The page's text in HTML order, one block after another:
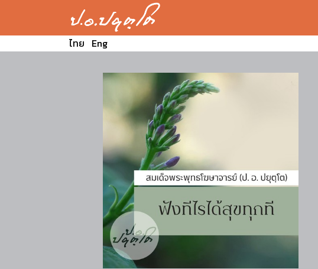
ไทย Eng